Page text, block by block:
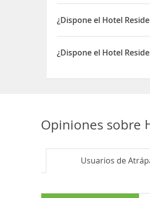
Sí, las habitaciones del
¿Dispone el Hotel
Sí, el Hotel Residencial
¿Dispone el Hotel
Opiniones sobre
Usuarios de